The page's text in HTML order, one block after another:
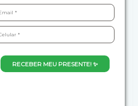
RECEBER MEU PRESENTE! ✨
Berloque Separador Round Pavê
Preto